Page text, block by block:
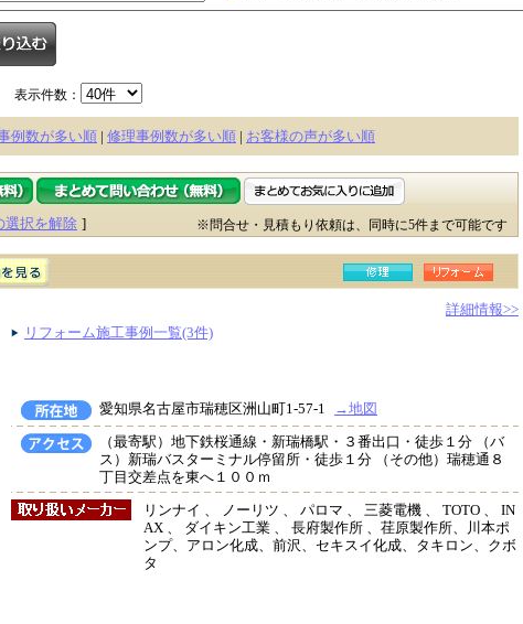
表示件数：
例数が多い順 | 修理事例数が多い順 | お客様の声が多い順
選択を解除 ] ※問合せ・見積もり依頼は、同時に5件まで可能です
詳細情報>>
リフォーム施工事例一覧(3件)
愛知県名古屋市瑞穂区洲山町1-57-1
→地図
（最寄駅）地下鉄桜通線・新瑞橋駅・３番出口・徒歩１分 （バ
ス）新瑞バスターミナル停留所・徒歩１分 （その他）瑞穂通８
丁目交差点を東へ１００ｍ
リンナイ 、 ノーリツ 、 パロマ 、 三菱電機 、 TOTO 、 IN
AX 、 ダイキン工業 、 長府製作所 、荏原製作所、川本ポ
ンプ、アロン化成、前沢、セキスイ化成、タキロン、クボ
タ